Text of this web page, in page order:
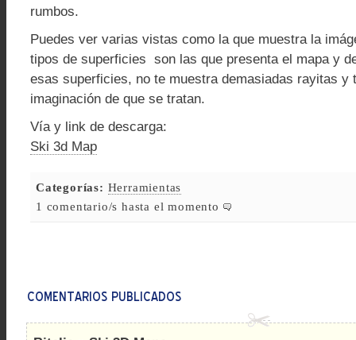
rumbos.
Puedes ver varias vistas como la que muestra la
tipos de superficies son las que presenta el mapa y
esas superficies, no te muestra demasiadas rayitas y
imaginación de que se tratan.
Vía y link de descarga:
Ski 3d Map
Categorías: Herramientas
1 comentario/s hasta el momento